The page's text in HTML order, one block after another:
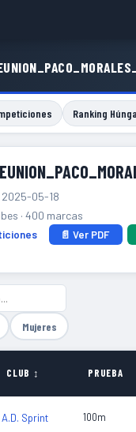
Ranking
2025-05-18
· 400 marcas
📄 Ver PDF
Mujeres
CLUB ↕ PRUEBA
A.D. Sprint 100m